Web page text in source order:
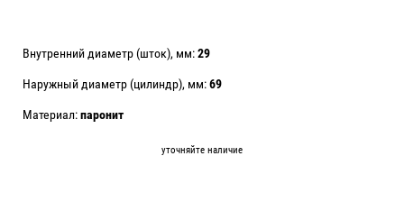
Внутренний диаметр (шток), мм:29
Наружный диаметр (цилиндр), мм:69
Материал:паронит
уточняйте наличие